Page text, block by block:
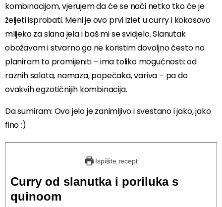
kombinacijom, vjerujem da će se naći netko tko će je
željeti isprobati. Meni je ovo prvi izlet u curry i kokosovo
mlijeko za slana jela i baš mi se svidjelo. Slanutak
obožavam i stvarno ga ne koristim dovoljno često no
planiram to promijeniti – ima toliko mogućnosti: od
raznih salata, namaza, popečaka, variva – pa do
ovakvih egzotičnijih kombinacija.
Da sumiram: Ovo jelo je zanimljivo i svestano i jako, jako
fino :)
Ispišite recept
Curry od slanutka i poriluka s
quinoom